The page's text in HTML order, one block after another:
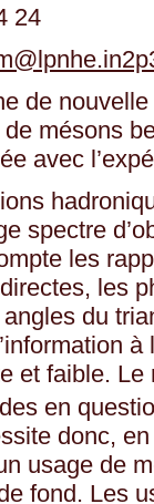
24
@
de
mésons
avec
spectre
les
les
du
et faible. Le
en
donc,
usage de
fond. Les